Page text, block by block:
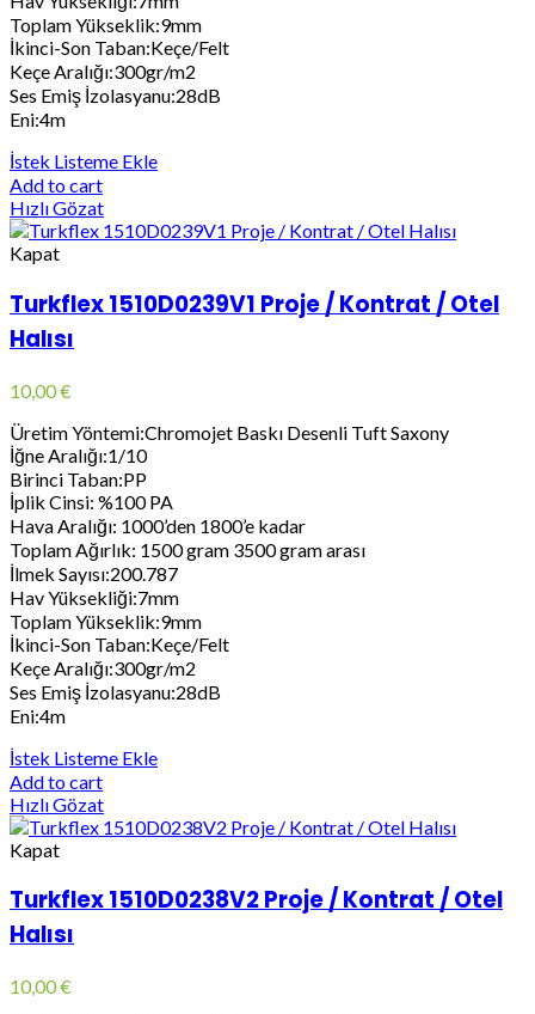
Toplam Yükseklik:9mm
İkinci-Son Taban:Keçe/Felt
Keçe Aralığı:300gr/m2
Ses Emiş İzolasyanu:28dB
Eni:4m
İstek Listeme Ekle
Add to cart
Hızlı Gözat
Kapat
Turkflex 1510D0239V1 Proje / Kontrat / Otel
Halısı
10,00€
Üretim Yöntemi:Chromojet Baskı Desenli Tuft Saxony
İğne Aralığı:1/10
Birinci Taban:PP
İplik Cinsi: %100 PA
Hava Aralığı: 1000’den 1800’e kadar
Toplam Ağırlık: 1500 gram 3500 gram arası
İlmek Sayısı:200.787
Hav Yüksekliği:7mm
Toplam Yükseklik:9mm
İkinci-Son Taban:Keçe/Felt
Keçe Aralığı:300gr/m2
Ses Emiş İzolasyanu:28dB
Eni:4m
İstek Listeme Ekle
Add to cart
Hızlı Gözat
Kapat
Turkflex 1510D0238V2 Proje / Kontrat / Otel
Halısı
10,00€